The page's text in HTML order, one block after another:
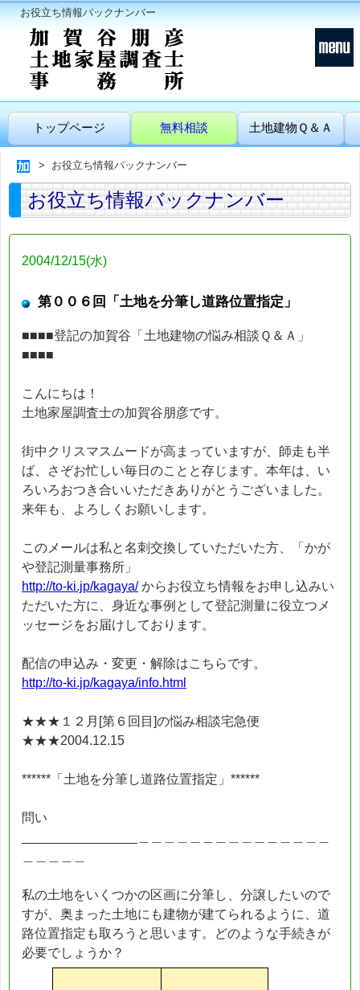
お役立ち情報バックナンバー
トップページ 無料相談 土地建物Ｑ＆Ａ
お役立ち情報バックナンバー
お役立ち情報バックナンバー
2004/12/15(水)
第００６回「土地を分筆し道路位置指定」
■■■■登記の加賀谷「土地建物の悩み相談Ｑ＆Ａ」
■■■■
こんにちは！
土地家屋調査士の加賀谷朋彦です。
街中クリスマスムードが高まっていますが、師走も半
ば、さぞお忙しい毎日のことと存じます。本年は、い
ろいろおつき合いいただきありがとうございました。
来年も、よろしくお願いします。
このメールは私と名刺交換していただいた方、「かが
や登記測量事務所」
http://to-ki.jp/kagaya/からお役立ち情報をお申し込みい
ただいた方に、身近な事例として登記測量に役立つメ
ッセージをお届けしております。
配信の申込み・変更・解除はこちらです。
http://to-ki.jp/kagaya/info.html
★★★１２月[第６回目]の悩み相談宅急便
★★★2004.12.15
******「土地を分筆し道路位置指定」******
問い
私の土地をいくつかの区画に分筆し、分譲したいので
すが、奥まった土地にも建物が建てられるように、道
路位置指定も取ろうと思います。どのような手続きが
必要でしょうか？